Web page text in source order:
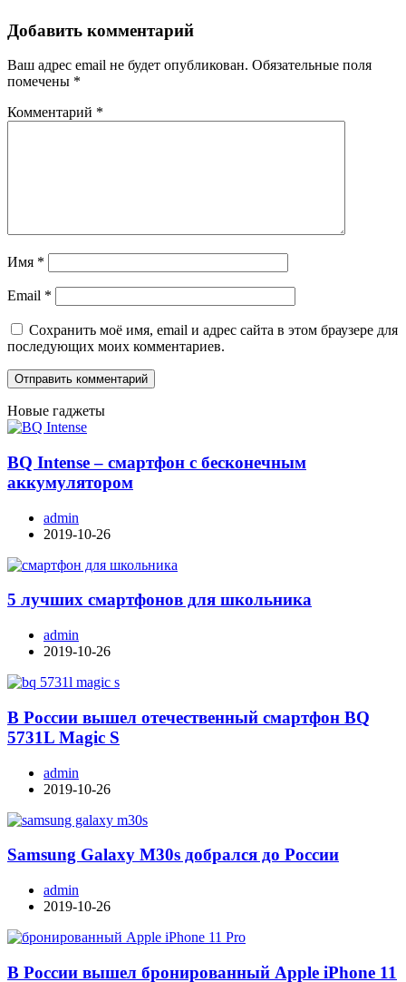
Добавить комментарий
Ваш адрес email не будет опубликован. Обязательные поля
помечены *
Комментарий *
Имя *
Email *
Сохранить моё имя, email и адрес сайта в этом браузере для
последующих моих комментариев.
Новые гаджеты
BQ Intense – смартфон с бесконечным
аккумулятором
admin
2019-10-26
5 лучших смартфонов для школьника
admin
2019-10-26
В России вышел отечественный смартфон BQ
5731L Magic S
admin
2019-10-26
Samsung Galaxy M30s добрался до России
admin
2019-10-26
В России вышел бронированный Apple iPhone 11